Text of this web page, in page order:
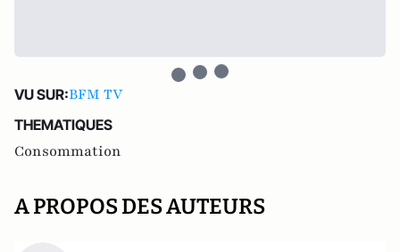
VU SUR:BFM TV
THEMATIQUES
Consommation
A PROPOS DES AUTEURS